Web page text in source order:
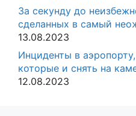
За секунду до
сделанных в самый
13.08.2023
Инциденты в
которые и снять на
12.08.2023